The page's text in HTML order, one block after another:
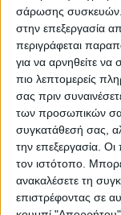
σάρωσης συσκευών.
στην επεξεργασία
περιγράφεται
για να αρνηθείτε
πιο λεπτομερείς
σας πριν
των προσωπικών
συγκατάθεσή σας,
την επεξεργασία.
τον ιστότοπο.
ανακαλέσετε τη
επιστρέφοντας σε
Καθώς λοιπόν
υπολογίζεις εάν
και πάντα
ηδονή,
Οι αξίες προς
υποκατηγορίες:
σκοπού είναι οι
επιδιώκεις. Οι
δώσουν αυτό που